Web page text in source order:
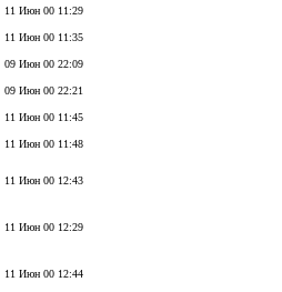
11 Июн 00 11:29
11 Июн 00 11:35
09 Июн 00 22:09
09 Июн 00 22:21
11 Июн 00 11:45
11 Июн 00 11:48
11 Июн 00 12:43
11 Июн 00 12:29
11 Июн 00 12:44